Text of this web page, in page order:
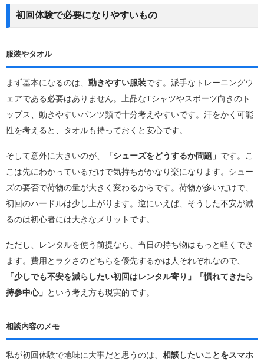
初回体験で必要になりやすいもの
服装やタオル
まず基本になるのは、 動きやすい服装です。派手なトレーニングウ
ェアである必要はありません。上品なTシャツやスポーツ向きのト
ップス、動きやすいパンツ類で十分考えやすいです。汗をかく可能
性を考えると、タオルも持っておくと安心です。
そして意外に大きいのが、 「シューズをどうするか問題」 です。こ
こは先にわかっているだけで気持ちがかなり楽になります。シュー
ズの要否で荷物の量が大きく変わるからです。荷物が多いだけで、
初回のハードルは少し上がります。逆にいえば、そうした不安が減
るのは初心者には大きなメリットです。
ただし、レンタルを使う前提なら、当日の持ち物はもっと軽くでき
ます。費用とラクさのどちらを優先するかは人それぞれなので、
「少しでも不安を減らしたい初回はレンタル寄り」「慣れてきたら
持参中心」 という考え方も現実的です。
相談内容のメモ
私が初回体験で地味に大事だと思うのは、 相談したいことをスマホ